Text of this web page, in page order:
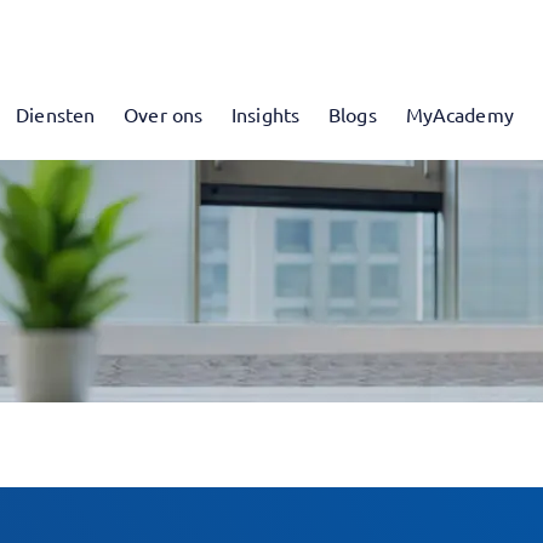
Diensten Over ons Insights Blogs MyAcademy